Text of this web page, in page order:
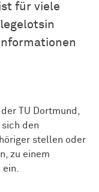
für viele
TU Dortmund,
den
stellen oder
zu einem